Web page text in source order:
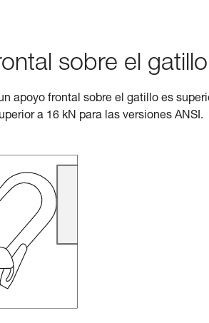
sobre el
apoyo frontal sobre el gatillo es
a 16 kN para las versiones ANSI.